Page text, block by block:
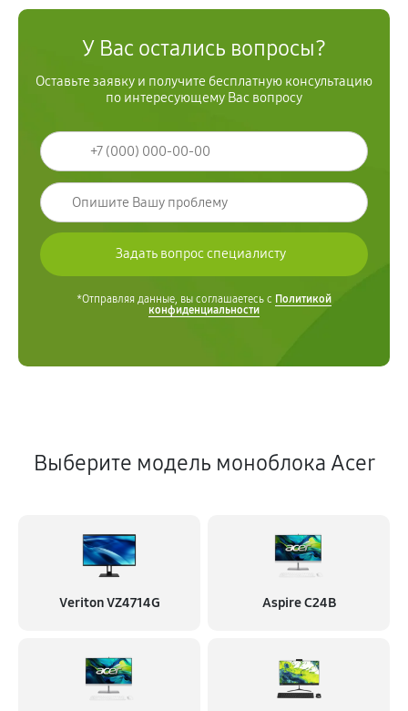
У Вас остались вопросы?
Оставьте заявку и получите бесплатную консультацию
по интересующему Вас вопросу
*Отправляя данные, вы соглашаетесь с Политикой
конфиденциальности
Выберите модель моноблока Acer
Veriton VZ4714G Aspire C24B